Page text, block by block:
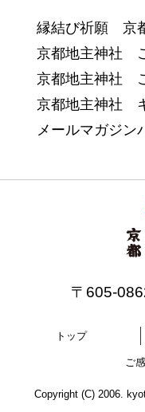
縁結び祈願 京
京都地主神社
京都地主神社
京都地主神社
メールマガジン
〒605-
トップ
ご
Copyright (C) 2006.